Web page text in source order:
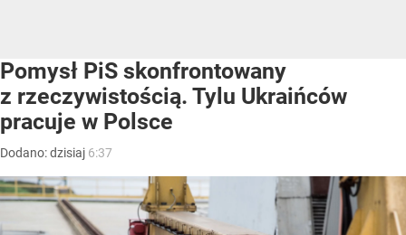
Pomysł PiS skonfrontowany
z rzeczywistością. Tylu Ukraińców
pracuje w Polsce
Dodano:dzisiaj 6:37